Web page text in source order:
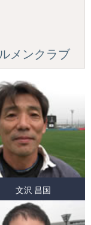
メンクラブ
文沢 昌国